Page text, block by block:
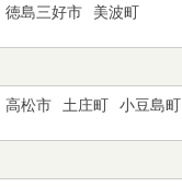
徳島三好市 美波町
高松市 土庄町 小豆島町